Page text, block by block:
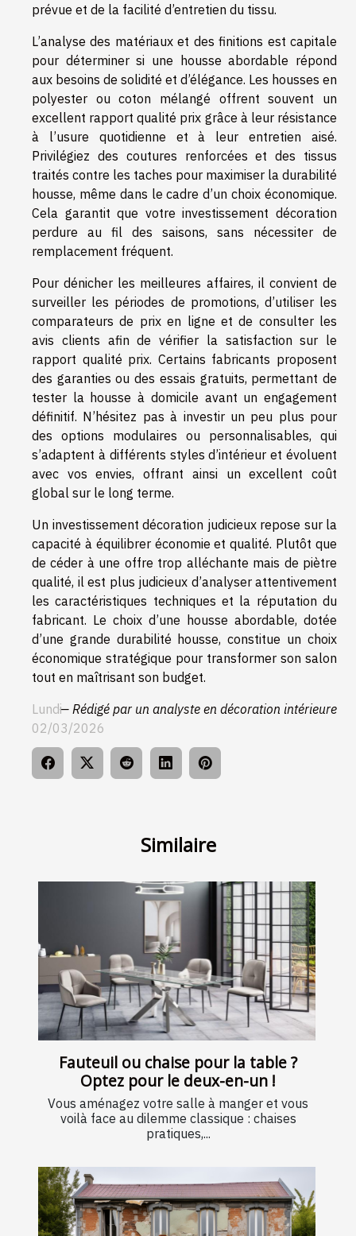
Similaire
Fauteuil ou chaise pour la table ?
Optez pour le deux-en-un !
Vous aménagez votre salle à manger et vous
voilà face au dilemme classique : chaises
pratiques,...
prévue et de la facilité d’entretien du tissu.
L’analyse des matériaux et des finitions est capitale
pour déterminer si une housse abordable répond
aux besoins de solidité et d’élégance. Les housses en
polyester ou coton mélangé offrent souvent un
excellent rapport qualité prix grâce à leur résistance
à l’usure quotidienne et à leur entretien aisé.
Privilégiez des coutures renforcées et des tissus
traités contre les taches pour maximiser la durabilité
housse, même dans le cadre d’un choix économique.
Cela garantit que votre investissement décoration
perdure au fil des saisons, sans nécessiter de
remplacement fréquent.
Pour dénicher les meilleures affaires, il convient de
surveiller les périodes de promotions, d’utiliser les
comparateurs de prix en ligne et de consulter les
avis clients afin de vérifier la satisfaction sur le
rapport qualité prix. Certains fabricants proposent
des garanties ou des essais gratuits, permettant de
tester la housse à domicile avant un engagement
définitif. N’hésitez pas à investir un peu plus pour
des options modulaires ou personnalisables, qui
s’adaptent à différents styles d’intérieur et évoluent
avec vos envies, offrant ainsi un excellent coût
global sur le long terme.
Un investissement décoration judicieux repose sur la
capacité à équilibrer économie et qualité. Plutôt que
de céder à une offre trop alléchante mais de piètre
qualité, il est plus judicieux d’analyser attentivement
les caractéristiques techniques et la réputation du
fabricant. Le choix d’une housse abordable, dotée
d’une grande durabilité housse, constitue un choix
économique stratégique pour transformer son salon
tout en maîtrisant son budget.
— Rédigé par un analyste en décoration intérieure
Lundi
02/03/2026